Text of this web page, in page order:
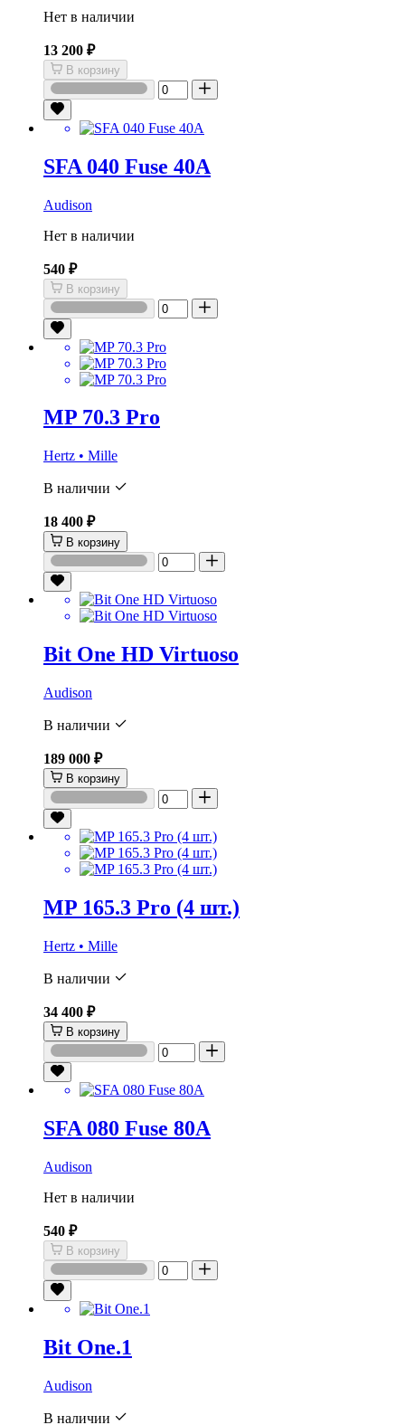
Нет в наличии
13 200 ₽
В корзину
SFA 040 Fuse 40A
Audison
Нет в наличии
540 ₽
В корзину
MP 70.3 Pro
Hertz • Mille
В наличии
18 400 ₽
В корзину
Bit One HD Virtuoso
Audison
В наличии
189 000 ₽
В корзину
MP 165.3 Pro (4 шт.)
Hertz • Mille
В наличии
34 400 ₽
В корзину
SFA 080 Fuse 80A
Audison
Нет в наличии
540 ₽
В корзину
Bit One.1
Audison
В наличии